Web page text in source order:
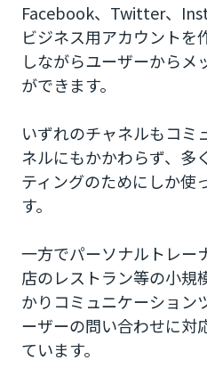
Facebook、Twitter、
ビジネス用アカウントを
しながらユーザーからメ
ができます。
いずれのチャネルもコミ
ネルにもかかわらず、多
ティングのためにしか使
す。
一方でパーソナルトレー
店のレストラン等の小規
かりコミュニケーション
ーザーの問い合わせに対
ています。